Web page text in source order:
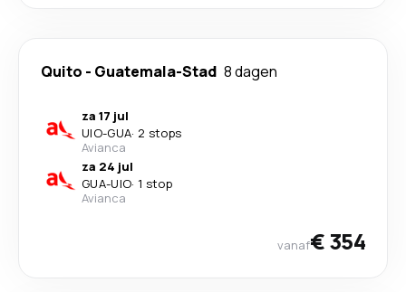
Quito - Guatemala-Stad 8 dagen
za 17 jul
UIO-GUA· 2 stops
Avianca
za 24 jul
GUA-UIO· 1 stop
Avianca
vanaf€ 354